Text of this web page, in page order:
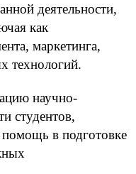
деятельности,
как
маркетинга,
технологий.
научно-
студентов,
в подготовке